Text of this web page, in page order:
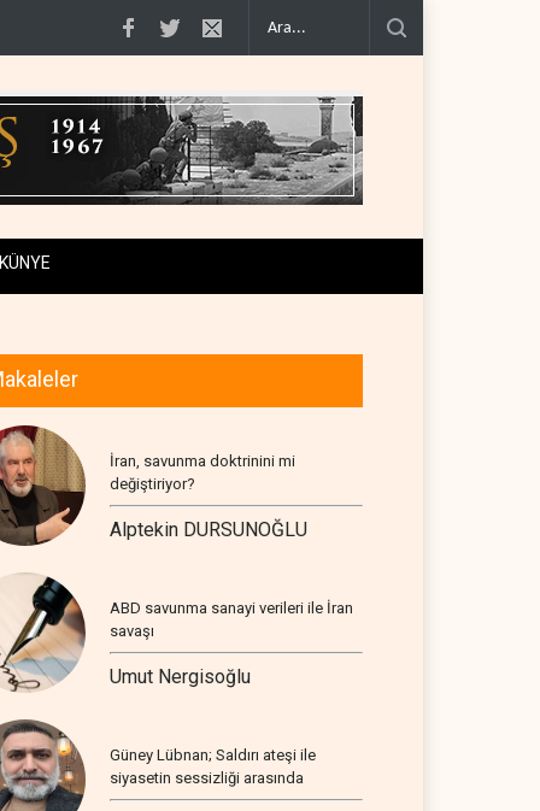
a.. Uluslararası rapor: İsrail'in Lübnanlı gazeteciyi öldü..
KÜNYE
İran, savunma doktrinini mi
değiştiriyor?
Alptekin DURSUNOĞLU
ABD savunma sanayi verileri ile İran
savaşı
Umut Nergisoğlu
Güney Lübnan; Saldırı ateşi ile
siyasetin sessizliği arasında